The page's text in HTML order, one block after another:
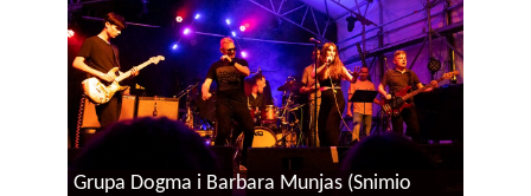
Grupa Dogma i Barbara Munjas (Snimio